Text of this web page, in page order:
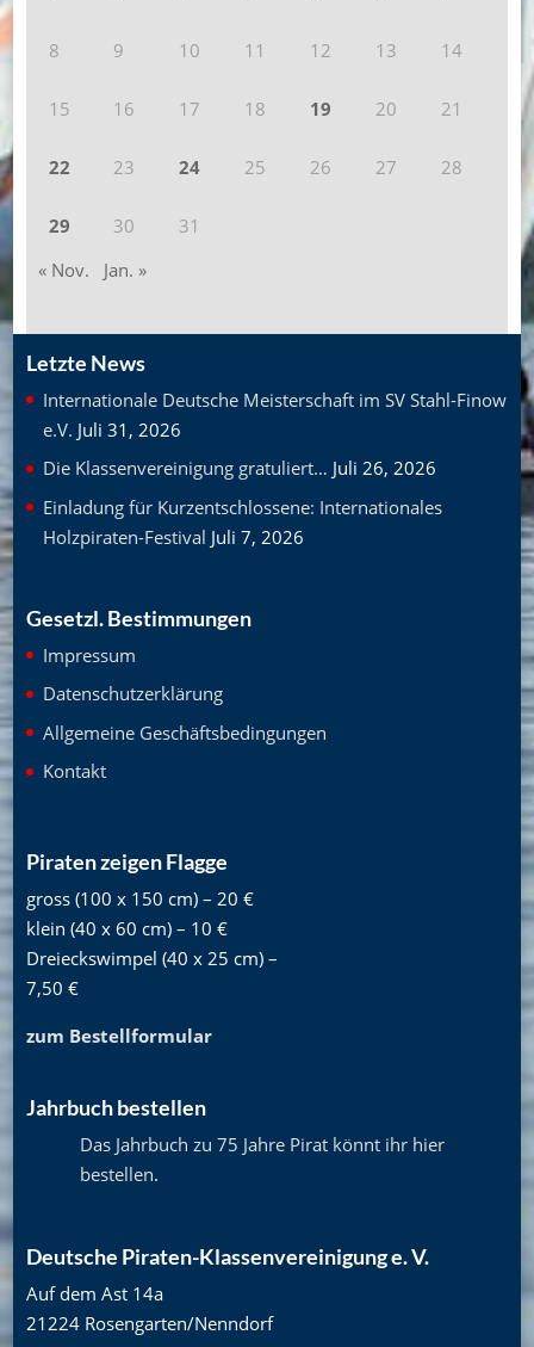
8 9 10 11 12 13 14
15 16 17 18 19 20 21
22 23 24 25 26 27 28
29 30
31
« Nov.
Jan. »
Letzte News
Internationale Deutsche Meisterschaft im SV Stahl-Finow
e.V. Juli 31, 2026
Die Klassenvereinigung gratuliert… Juli 26, 2026
Einladung für Kurzentschlossene: Internationales
Holzpiraten-Festival Juli 7, 2026
Gesetzl. Bestimmungen
Impressum
Datenschutzerklärung
Allgemeine Geschäftsbedingungen
Kontakt
Piraten zeigen Flagge
gross (100 x 150 cm) – 20 €
klein (40 x 60 cm) – 10 €
Dreieckswimpel (40 x 25 cm) –
7,50 €
zum Bestellformular
Jahrbuch bestellen
Das Jahrbuch zu 75 Jahre Pirat könnt ihr hier
bestellen.
Deutsche Piraten-Klassenvereinigung e. V.
Auf dem Ast 14a
21224 Rosengarten/Nenndorf